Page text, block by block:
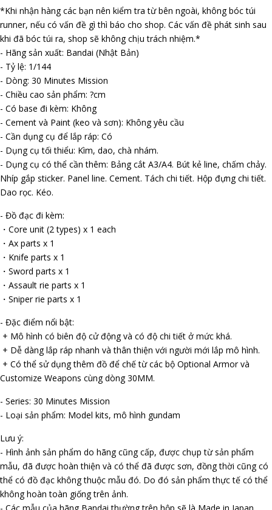
*Khi nhận hàng các bạn nên kiểm tra từ bên ngoài, không bóc túi
runner, nếu có vấn đề gì thì báo cho shop. Các vấn đề phát sinh sau
khi đã bóc túi ra, shop sẽ không chịu trách nhiệm.*
- Hãng sản xuất: Bandai (Nhật Bản)
- Tỷ lệ: 1/144
- Dòng: 30 Minutes Mission
- Chiều cao sản phẩm: ?cm
- Có base đi kèm: Không
- Cement và Paint (keo và sơn): Không yêu cầu
- Cần dụng cụ để lắp ráp: Có
- Dụng cụ tối thiểu: Kìm, dao, chà nhám.
- Dụng cụ có thể cần thêm: Bảng cắt A3/A4. Bút kẻ line, chấm chảy.
Nhíp gắp sticker. Panel line. Cement. Tách chi tiết. Hộp đựng chi tiết.
Dao rọc. Kéo.
- Đồ đạc đi kèm:
・Core unit (2 types) x 1 each
・Ax parts x 1
・Knife parts x 1
・Sword parts x 1
・Assault rifle parts x 1
・Sniper rifle parts x 1
- Đặc điểm nổi bật:
+ Mô hình có biên độ cử động và có độ chi tiết ở mức khá.
+ Dễ dàng lắp ráp nhanh và thân thiện với người mới lắp mô hình.
+ Có thể sử dụng thêm đồ để chế từ các bộ Optional Armor và
Customize Weapons cùng dòng 30MM.
- Series: 30 Minutes Mission
- Loại sản phẩm: Model kits, mô hình gundam
Lưu ý:
- Hình ảnh sản phẩm do hãng cũng cấp, được chụp từ sản phẩm
mẫu, đã được hoàn thiện và có thể đã được sơn, đồng thời cũng có
thể có đồ đạc không thuộc mẫu đó. Do đó sản phẩm thực tế có thể
không hoàn toàn giống trên ảnh.